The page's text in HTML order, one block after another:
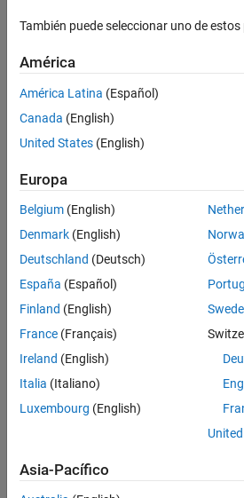
Quality Engineering
Product Marketing
Ordenar por
Guardar
empleos
seleccionados
No se
han
traducido
todos
los
empleos.
Busque
por
ubicación
todos
También puede seleccionar uno de
América
América Latina (Español)
Canada (English)
United States (English)
Europa
Belgium (English)
Denmark (English)
Deutschland (Deutsch)
España (Español)
Finland (English)
France (Français)
Ireland (English)
Italia (Italiano)
Luxembourg (English)
Asia-Pacífico